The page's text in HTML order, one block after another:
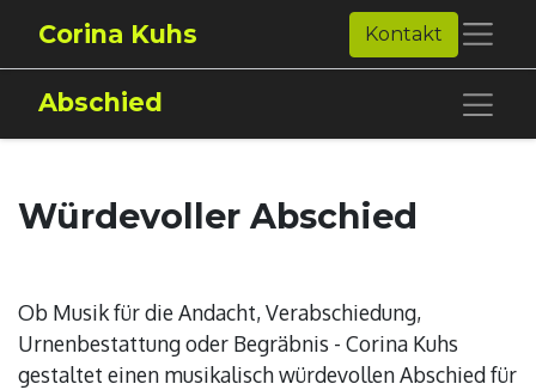
Corina Kuhs Kontakt
Abschied
Würdevoller Abschied
Ob Musik für die Andacht, Verabschiedung,
Urnenbestattung oder Begräbnis - Corina Kuhs
gestaltet einen musikalisch würdevollen Abschied für